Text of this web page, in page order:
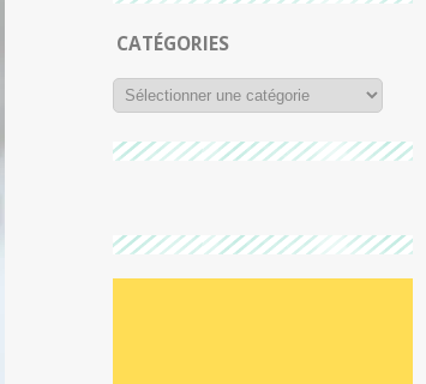
CATÉGORIES